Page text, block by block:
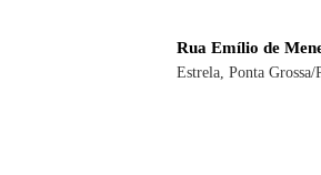
Rua Emílio de
Estrela, Ponta Grossa/